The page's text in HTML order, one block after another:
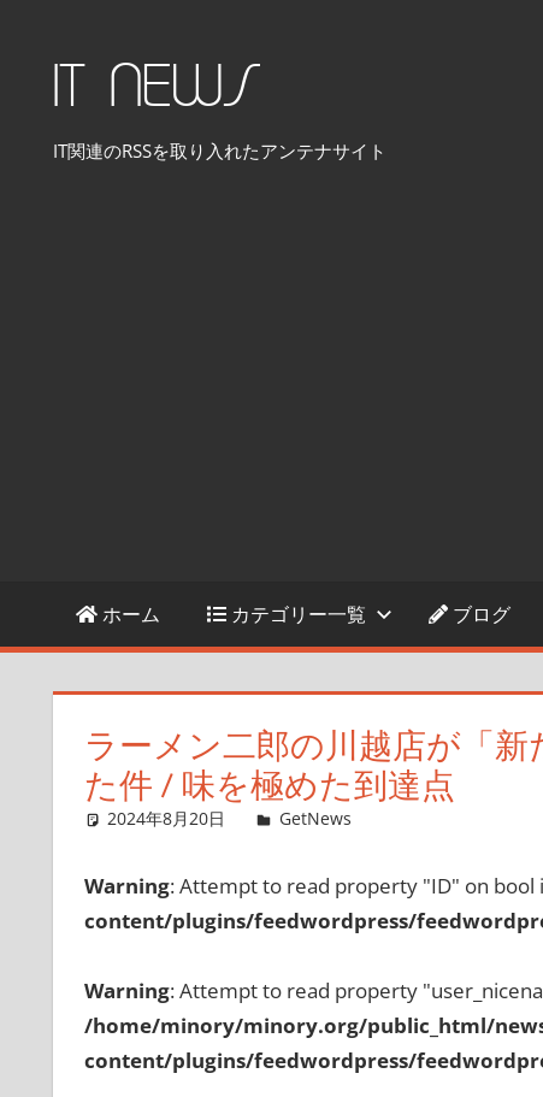
IT NEWS
IT関連のRSSを取り入れたアンテナサイト
ホーム カテゴリー一覧 ブログ
ラーメン二郎の川越店が「
た件 / 味を極めた到達点
2024年8月20日 GetNews
Warning: Attempt to read property "ID" on bool
content/plugins/feedwordpress/
Warning: Attempt to read property
/home/minory/minory.org/public_html/
content/plugins/feedwordpress/